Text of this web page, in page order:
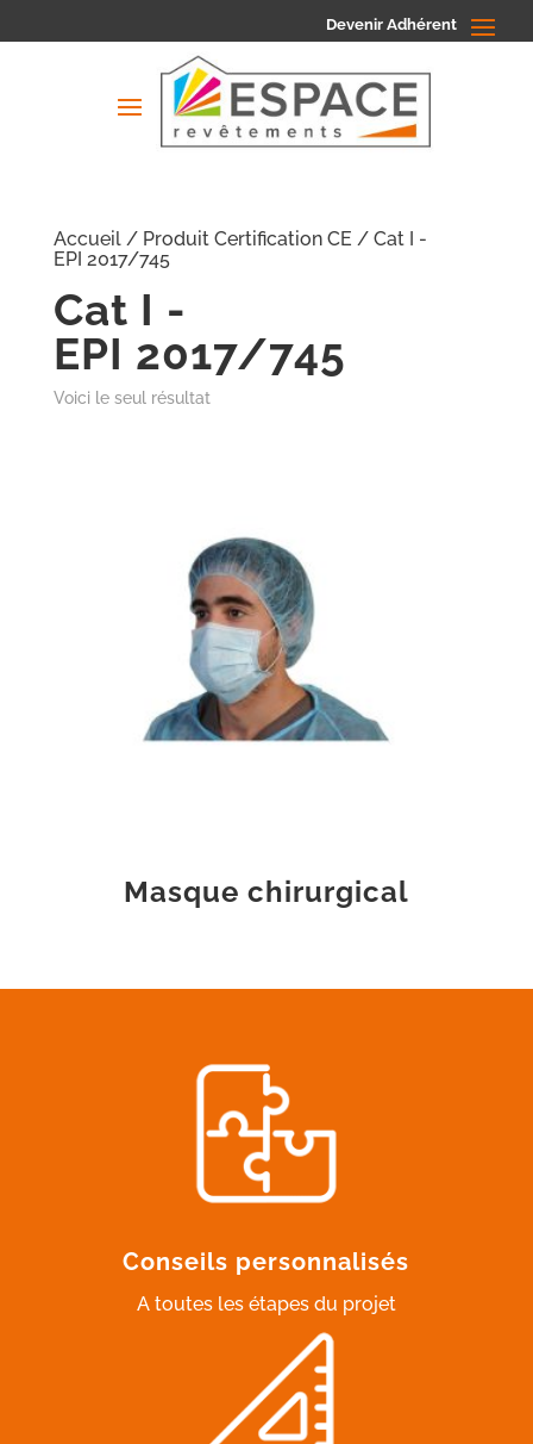
Devenir Adhérent
Accueil/ Produit Certification CE / Cat I -
EPI 2017/745
Cat I -
EPI 2017/745
Voici le seul résultat
Masque chirurgical
Conseils personnalisés
A toutes les étapes du projet